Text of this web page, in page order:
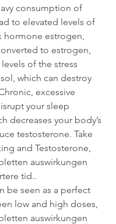
consumption of
to elevated levels of
hormone estrogen,
to estrogen,
of the stress
which can destroy
excessive
your sleep
decreases your body’s
testosterone. Take
and Testosterone,
auswirkungen
tid..
be seen as a perfect
low and high doses,
auswirkungen